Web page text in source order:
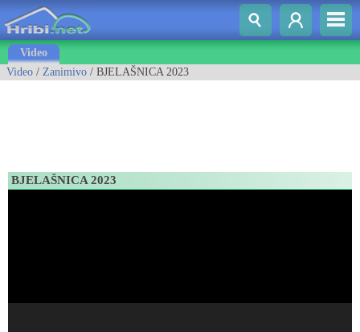
Video
Video / Zanimivo / BJELAŠNICA 2023
BJELAŠNICA 2023